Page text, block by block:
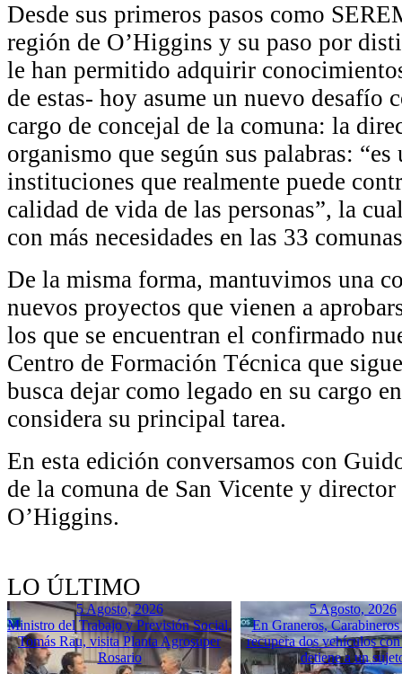
Desde sus primeros pasos como
región de O’Higgins y su paso por
le han permitido adquirir
de estas- hoy asume un nuevo desafío
cargo de concejal de la comuna: la
organismo que según sus palabras: “es
instituciones que realmente puede
calidad de vida de las personas”, la
con más necesidades en las 33
De la misma forma, mantuvimos una
nuevos proyectos que vienen a
los que se encuentran el confirmado
Centro de Formación Técnica que
busca dejar como legado en su cargo
considera su principal tarea.
En esta edición conversamos con
de la comuna de San Vicente y
O’Higgins.
LO ÚLTIMO
5 Agosto, 2026
Ministro del Trabajo y Previsión Social,
Tomás Rau, visita Planta Agrosuper
Rosario
5 Agosto, 2026
En Graneros,
recupera dos vehículos
detiene a un